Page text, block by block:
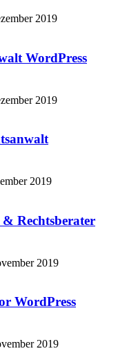
2019
WordPress
2019
2019
Rechtsberater
2019
WordPress
2019